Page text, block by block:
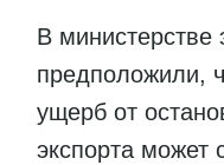
В министерстве
предположили,
ущерб от
экспорта может